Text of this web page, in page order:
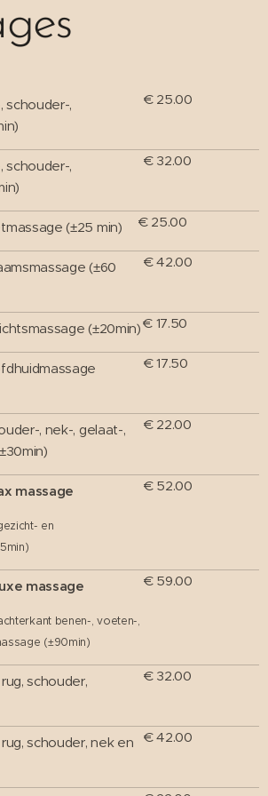
schouder-,
€ 25.00
schouder-,
€ 32.00
(±25 min) € 25.00
(±60
€ 42.00
(±20min)€ 17.50
€ 17.50
, nek-, gelaat-,
€ 22.00
massage
en
€ 52.00
massage
benen-, voeten-,
(±90min)
€ 59.00
schouder,
€ 32.00
schouder, nek en
€ 42.00